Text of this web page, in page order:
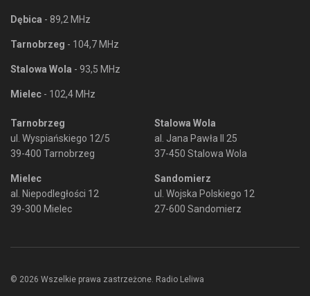
Dębica - 89,2 MHz
Tarnobrzeg - 104,7 MHz
Stalowa Wola - 93,5 MHz
Mielec - 102,4 MHz
Tarnobrzeg
ul. Wyspiańskiego 12/5
39-400 Tarnobrzeg
Mielec
al. Niepodległości 12
39-300 Mielec
Stalowa Wola
al. Jana Pawła II 25
37-450 Stalowa Wola
Sandomierz
ul. Wojska Polskiego 12
27-600 Sandomierz
© 2026 Wszelkie prawa zastrzeżone. Radio Leliwa